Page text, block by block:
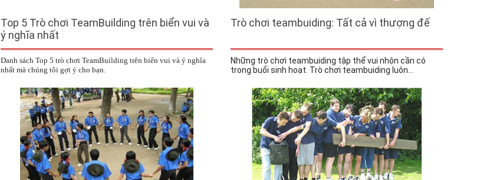
Top 5 Trò chơi TeamBuilding trên biển vui và
ý nghĩa nhất
Danh sách Top 5 trò chơi TeamBuilding trên biển vui và ý nghĩa
nhất mà chúng tôi gợi ý cho bạn.
Trò chơi teambuiding: Tất cả vì thượng đế
Những trò chơi teambuiding tập thể vui nhộn cần có
trong buổi sinh hoạt. Trò chơi teambuiding luôn...